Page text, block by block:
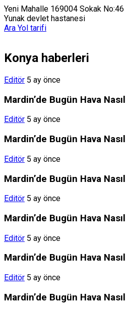
Yeni Mahalle 169004 Sokak No:46
Yunak devlet hastanesi
Ara Yol tarifi
Konya haberleri
Editör 5 ay önce
Mardin’de Bugün Hava
Editör 5 ay önce
Mardin’de Bugün Hava
Editör 5 ay önce
Mardin’de Bugün Hava
Editör 5 ay önce
Mardin’de Bugün Hava
Editör 5 ay önce
Mardin’de Bugün Hava
Editör 5 ay önce
Mardin’de Bugün Hava